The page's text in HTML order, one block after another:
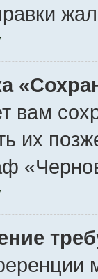
вам
их